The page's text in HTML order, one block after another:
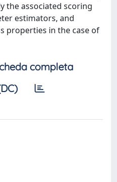
the associated scoring
estimators, and
properties in the case of
completa